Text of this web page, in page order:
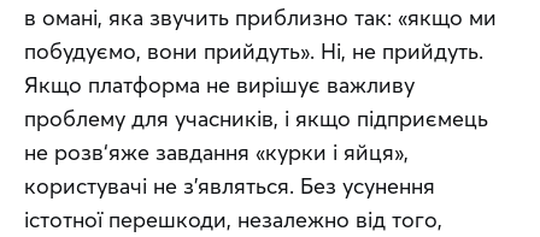
в омані, яка звучить приблизно так: «якщо ми
побудуємо, вони прийдуть». Ні, не прийдуть.
Якщо платформа не вирішує важливу
проблему для учасників, і якщо підприємець
не розв‘яже завдання «курки і яйця»,
користувачі не з’являться. Без усунення
істотної перешкоди, незалежно від того,